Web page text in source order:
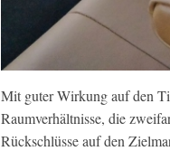
Mit guter Wirkung auf den
Raumverhältnisse, die
Rückschlüsse auf den